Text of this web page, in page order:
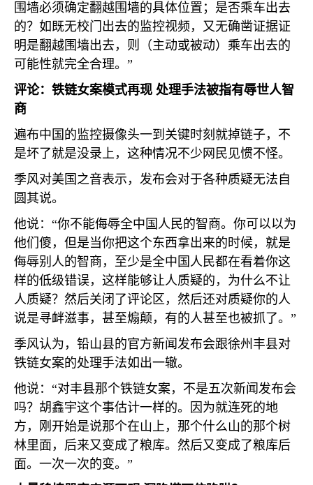
围墙必须确定翻越围墙的具体位置；是否乘车出去
的？如既无校门出去的监控视频，又无确凿证据证
明是翻越围墙出去，则（主动或被动）乘车出去的
可能性就完全合理。”
评论：铁链女案模式再现 处理手法被指有辱世人智
商
遍布中国的监控摄像头一到关键时刻就掉链子，不
是坏了就是没录上，这种情况不少网民见惯不怪。
季风对美国之音表示，发布会对于各种质疑无法自
圆其说。
他说：“你不能侮辱全中国人民的智商。你可以以为
他们傻，但是当你把这个东西拿出来的时候，就是
侮辱别人的智商，至少是全中国人民都在看着你这
样的低级错误，这样能够让人质疑的，为什么不让
人质疑？然后关闭了评论区，然后还对质疑你的人
说是寻衅滋事，甚至煽颠，有的人甚至也被抓了。”
季风认为，铅山县的官方新闻发布会跟徐州丰县对
铁链女案的处理手法如出一辙。
他说：“对丰县那个铁链女案，不是五次新闻发布会
吗？胡鑫宇这个事估计一样的。因为就连死的地
方，刚开始是说那个在山上，那个什么山的那个树
林里面，后来又变成了粮库。然后又变成了粮库后
面。一次一次的变。”